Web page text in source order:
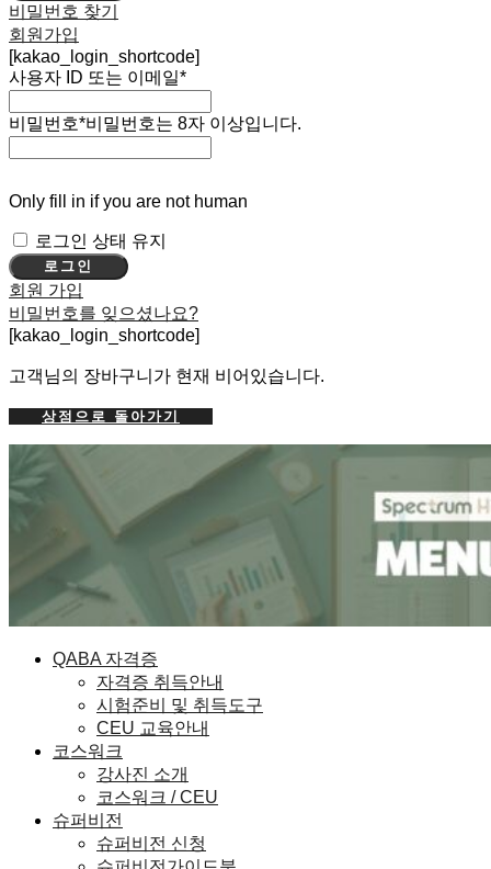
비밀번호 찾기
회원가입
[kakao_login_shortcode]
사용자 ID 또는 이메일*
비밀번호*비밀번호는 8자 이상입니다.
Only fill in if you are not human
로그인 상태 유지
회원 가입
비밀번호를 잊으셨나요?
[kakao_login_shortcode]
고객님의 장바구니가 현재 비어있습니다.
상점으로 돌아가기
QABA 자격증
자격증 취득안내
시험준비 및 취득도구
CEU 교육안내
코스워크
강사진 소개
코스워크 / CEU
슈퍼비전
슈퍼비전 신청